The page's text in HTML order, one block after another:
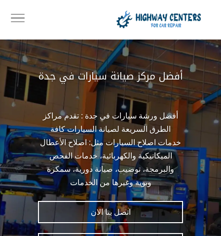
أفضل مركز صيانة سيارات في جدة
أفضل ورشة سيارات في جدة : تقدم مراكز
الطرق السريعة لصيانة السيارات كافة
خدمات اصلاح السيارات مثل: اصلاح الأعطال
الميكانيكية والكهربائية، خدمات الفحص
والبرمجة، توضيب، صيانة دورية، سمكرة
وبوية وغيرها من الخدمات
اتصل بنا الان